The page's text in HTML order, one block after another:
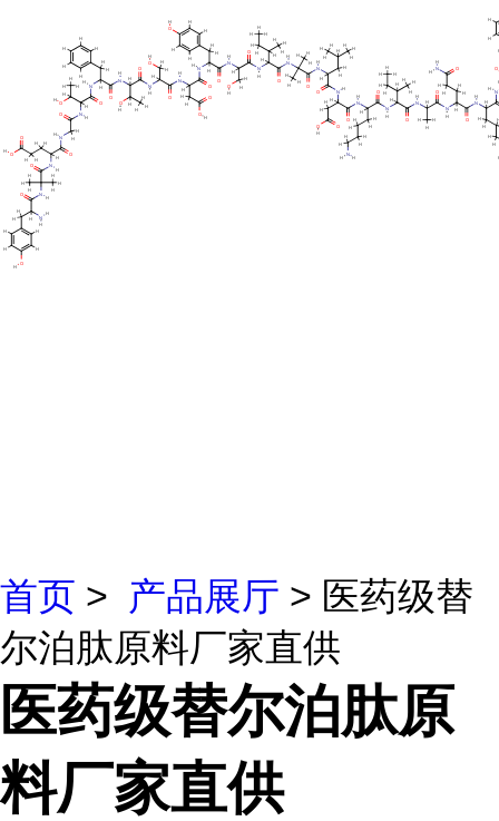
首页 > 产品展厅 > 医药级替
尔泊肽原料厂家直供
医药级替尔泊肽原
料厂家直供